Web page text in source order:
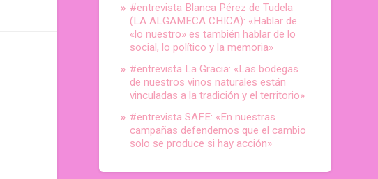
#entrevista Blanca Pérez de Tudela
(LA ALGAMECA CHICA): «Hablar de
«lo nuestro» es también hablar de lo
social, lo político y la memoria»
#entrevista La Gracia: «Las bodegas
de nuestros vinos naturales están
vinculadas a la tradición y el territorio»
#entrevista SAFE: «En nuestras
campañas defendemos que el cambio
solo se produce si hay acción»